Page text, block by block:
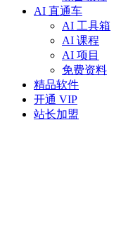
AI 直通车
AI 工具箱
AI 课程
AI 项目
免费资料
精品软件
开通 VIP
站长加盟